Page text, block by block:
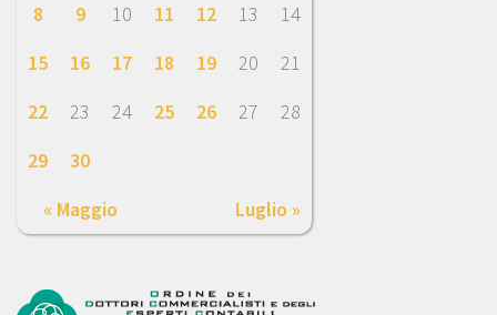
« Maggio Luglio »
8
9 10 11 12 13
14
15
16 17 18 19 20
21
22
23 24 25 26 27
28
29
30